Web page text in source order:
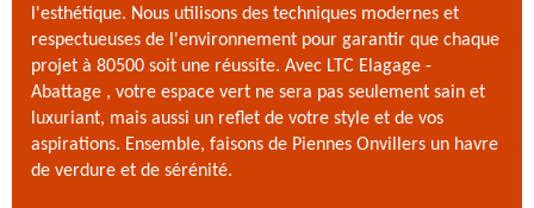
l'esthétique. Nous utilisons des techniques modernes et
respectueuses de l'environnement pour garantir que chaque
projet à 80500 soit une réussite. Avec LTC Elagage -
Abattage , votre espace vert ne sera pas seulement sain et
luxuriant, mais aussi un reflet de votre style et de vos
aspirations. Ensemble, faisons de Piennes Onvillers un havre
de verdure et de sérénité.